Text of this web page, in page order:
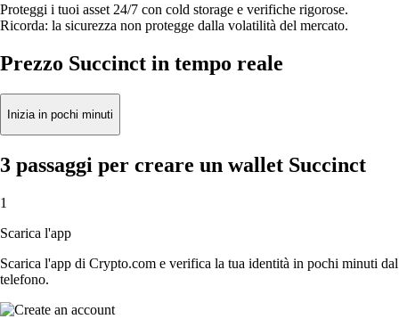
Proteggi i tuoi asset 24/7 con cold storage e verifiche rigorose.
Ricorda: la sicurezza non protegge dalla volatilità del mercato.
Prezzo Succinct in tempo reale
Inizia in pochi minuti
3 passaggi per creare un wallet Succinct
1
Scarica l'app
Scarica l'app di Crypto.com e verifica la tua identità in pochi minuti dal
telefono.